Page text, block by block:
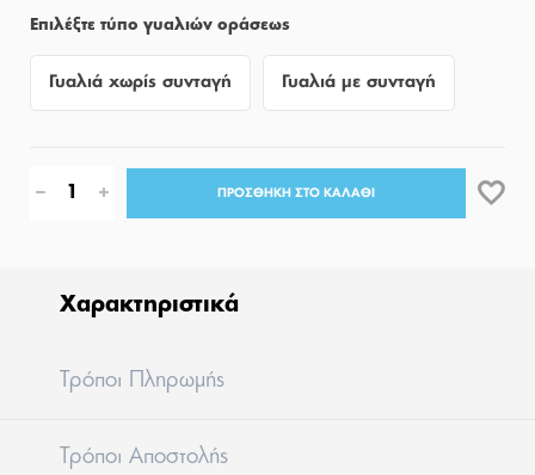
Επιλέξτε τύπο γυαλιών οράσεως
Γυαλιά χωρίς συνταγή Γυαλιά με συνταγή
ΠΡΟΣΘΗΚΗ ΣΤΟ ΚΑΛΑΘΙ
Χαρακτηριστικά
Tρόποι Πληρωμής
Tρόποι Aποστολής